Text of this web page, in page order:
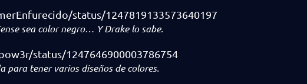
status/1247819133573640197
sea color negro… Y Drake lo sabe.
status/1247646900003786754
para tener varios diseños de colores.